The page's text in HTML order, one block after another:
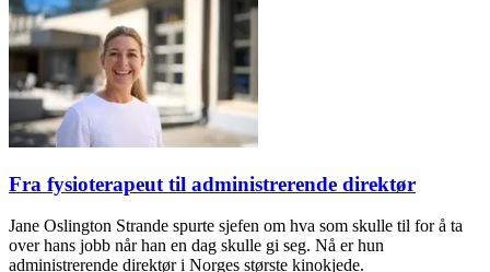
Fra fysioterapeut til administrerende direktør
Jane Oslington Strande spurte sjefen om hva som skulle til for å ta
over hans jobb når han en dag skulle gi seg. Nå er hun
administrerende direktør i Norges største kinokjede.